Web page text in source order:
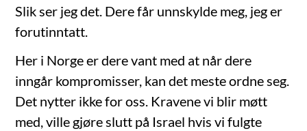
Slik ser jeg det. Dere får unnskylde meg, jeg er
forutinntatt.
Her i Norge er dere vant med at når dere
inngår kompromisser, kan det meste ordne seg.
Det nytter ikke for oss. Kravene vi blir møtt
med, ville gjøre slutt på Israel hvis vi fulgte